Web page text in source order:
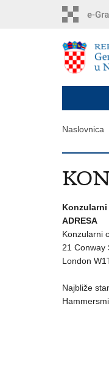
Naslovnica
ADRESA
Konzularni
21 Conway
London
Najbliže